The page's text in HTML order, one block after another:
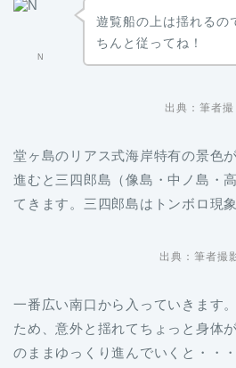
N
遊覧船の上は揺れるの
ちんと従ってね！
出典：筆者撮
堂ヶ島のリアス式海岸特有の景色
進むと三四郎島（像島・中ノ島・
てきます。三四郎島はトンボロ現
出典：筆者撮
一番広い南口から入っていきます
ため、意外と揺れてちょっと身体
のままゆっくり進んでいくと・・